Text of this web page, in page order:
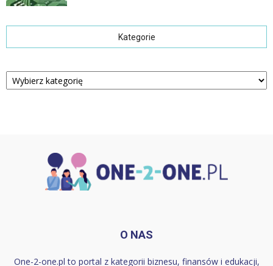
Kategorie
Kategorie
O NAS
One-2-one.pl to portal z kategorii biznesu, finansów i edukacji,